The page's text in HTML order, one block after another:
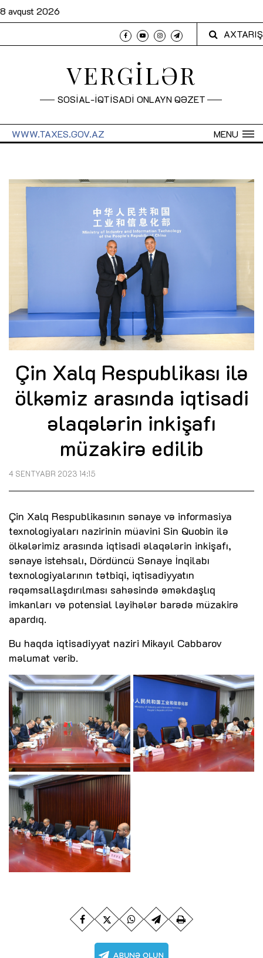
8 avqust 2026
AXTARIŞ
VERGİLƏR
SOSİAL-İQTİSADİ ONLAYN QƏZET
MENU
WWW.TAXES.GOV.AZ
Çin Xalq Respublikası ilə
ölkəmiz arasında iqtisadi
əlaqələrin inkişafı
müzakirə edilib
4 SENTYABR 2023 14:15
Çin Xalq Respublikasının sənaye və informasiya
texnologiyaları nazirinin müavini Sin Quobin ilə
ölkələrimiz arasında iqtisadi əlaqələrin inkişafı,
sənaye istehsalı, Dördüncü Sənaye İnqilabı
texnologiyalarının tətbiqi, iqtisadiyyatın
rəqəmsallaşdırılması sahəsində əməkdaşlıq
imkanları və potensial layihələr barədə müzakirə
apardıq.
Bu haqda iqtisadiyyat naziri Mikayıl Cabbarov
məlumat verib.